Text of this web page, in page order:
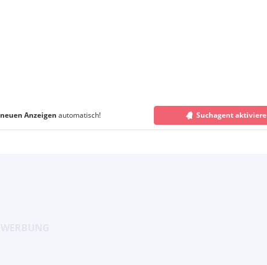
neuen Anzeigen automatisch! Suchagent